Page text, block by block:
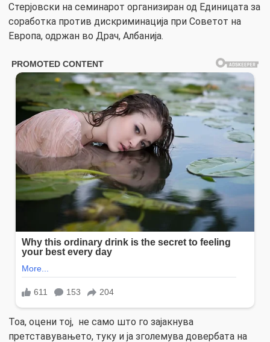
Стерјовски на семинарот организиран од Единицата за
соработка против дискриминација при Советот на
Европа, одржан во Драч, Албанија.
Тоа, оцени тој, не само што го зајакнува
претставувањето, туку и ја зголемува довербата на